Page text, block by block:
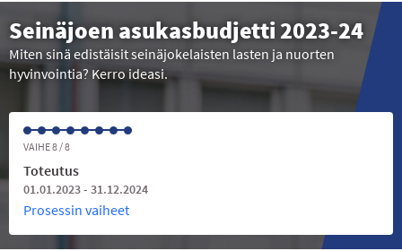
Seinäjoen asukasbudjetti 2023-24
Miten sinä edistäisit seinäjokelaisten lasten ja nuorten
hyvinvointia? Kerro ideasi.
VAIHE 8 / 8
Toteutus
01.01.2023 - 31.12.2024
Prosessin vaiheet